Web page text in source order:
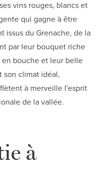
vins rouges, blancs et
qui gagne à être
issus du Grenache, de la
par leur bouquet riche
bouche et leur belle
son climat idéal,
à merveille l'esprit
de la vallée.
à